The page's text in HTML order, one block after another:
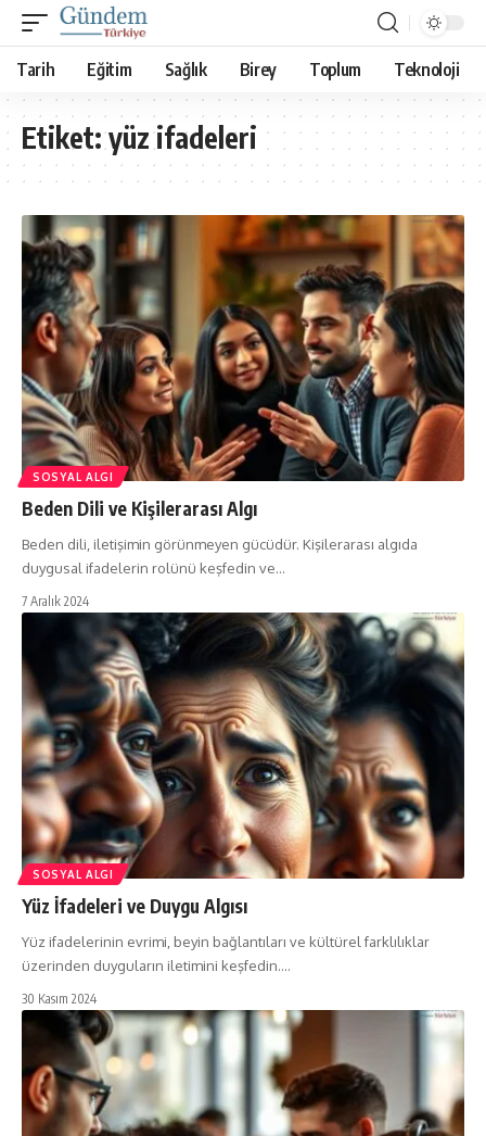
Tarih Eğitim Sağlık Birey Toplum Teknoloji
Etiket:yüz ifadeleri
SOSYAL ALGI
Beden Dili ve Kişilerarası Algı
Beden dili, iletişimin görünmeyen gücüdür. Kişilerarası algıda
duygusal ifadelerin rolünü keşfedin ve…
7 Aralık 2024
SOSYAL ALGI
Yüz İfadeleri ve Duygu Algısı
Yüz ifadelerinin evrimi, beyin bağlantıları ve kültürel farklılıklar
üzerinden duyguların iletimini keşfedin.…
30 Kasım 2024